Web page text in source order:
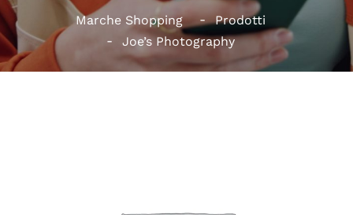
Marche Shopping
Prodotti
Joe’s Photography